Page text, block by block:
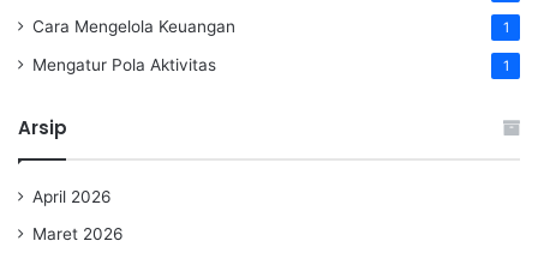
Cara Mengelola Keuangan 1
Mengatur Pola Aktivitas 1
Arsip
April 2026
Maret 2026